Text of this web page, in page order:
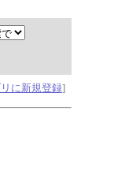
に新規登録]